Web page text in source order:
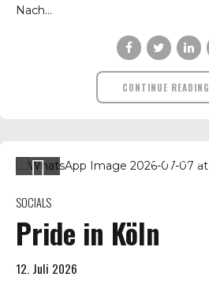
Nach...
CONTINUE READING
SOCIALS
Pride in Köln
12. Juli 2026